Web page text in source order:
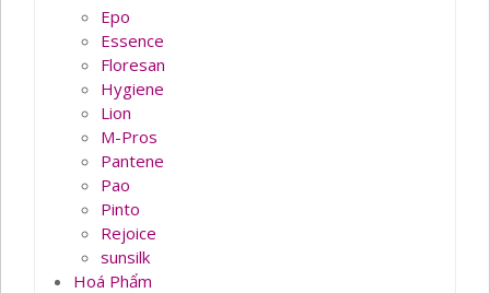
Epo
Essence
Floresan
Hygiene
Lion
M-Pros
Pantene
Pao
Pinto
Rejoice
sunsilk
Hoá Phẩm